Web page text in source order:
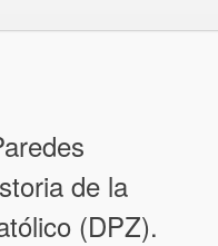
de la
(DPZ).